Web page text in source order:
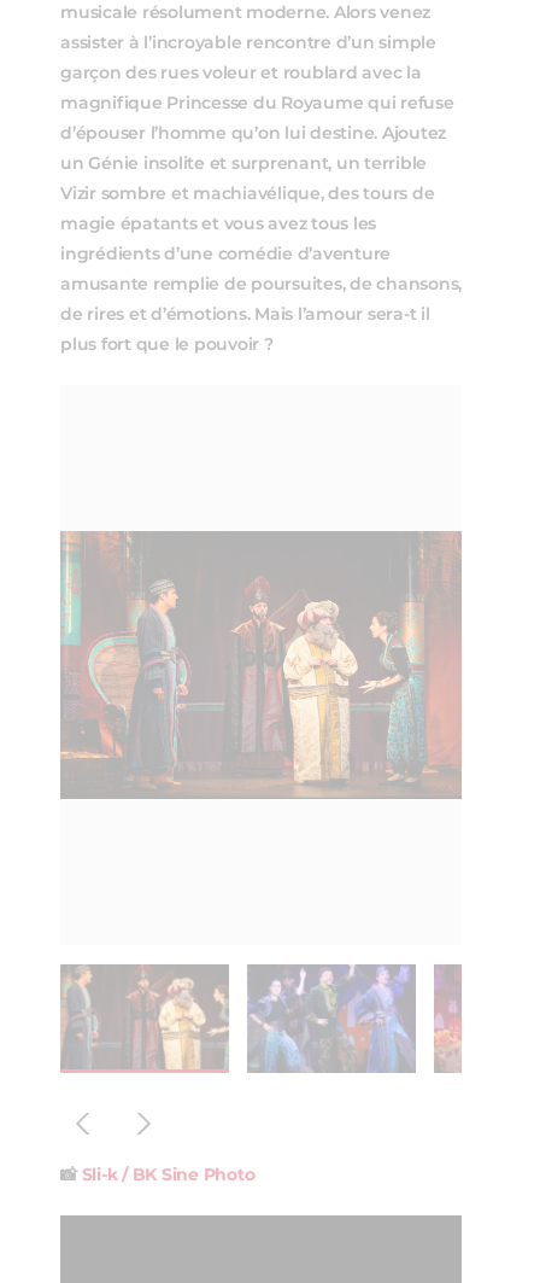
musicale résolument moderne. Alors venez
assister à l’incroyable rencontre d’un simple
garçon des rues voleur et roublard avec la
magnifique Princesse du Royaume qui refuse
d’épouser l’homme qu’on lui destine. Ajoutez
un Génie insolite et surprenant, un terrible
Vizir sombre et machiavélique, des tours de
magie épatants et vous avez tous les
ingrédients d’une comédie d’aventure
amusante remplie de poursuites, de chansons,
de rires et d’émotions. Mais l’amour sera-t il
plus fort que le pouvoir ?
📸 Sli-k / BK Sine Photo